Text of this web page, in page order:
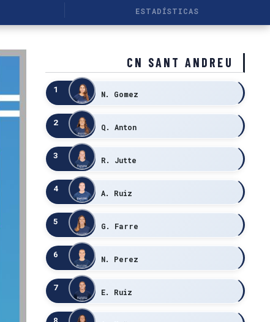
ESTADÍSTICAS
CN SANT ANDREU
1 N. Gomez
2 Q. Anton
3 R. Jutte
4 A. Ruiz
5 G. Farre
6 N. Perez
7 E. Ruiz